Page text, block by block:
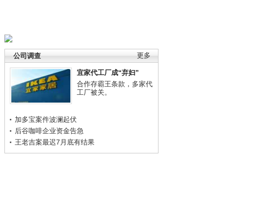
更多
公司调查
宜家代工厂成“弃妇”
合作存霸王条款，多家代
工厂被关。
加多宝案件波澜起伏
后谷咖啡企业资金告急
王老吉案最迟7月底有结果